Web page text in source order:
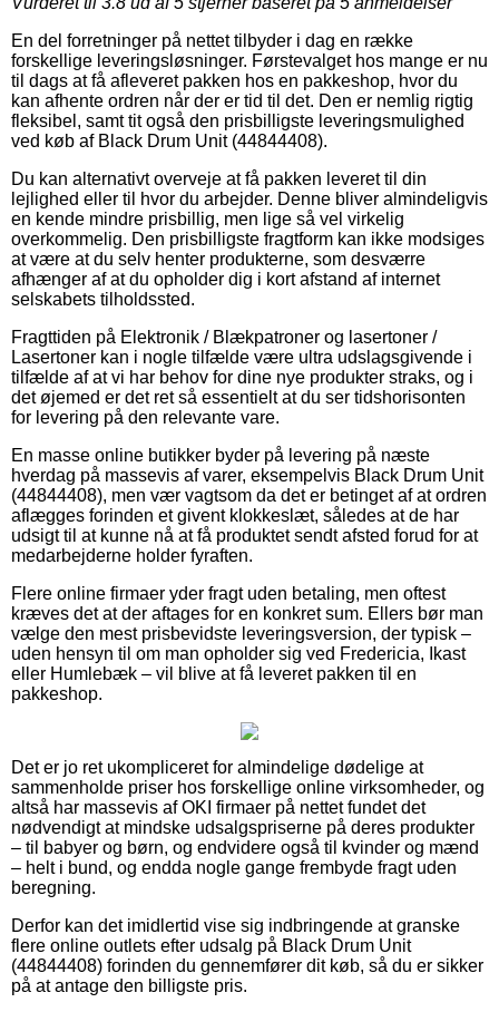
En del forretninger på nettet tilbyder i dag en række
forskellige leveringsløsninger. Førstevalget hos mange er nu
til dags at få afleveret pakken hos en pakkeshop, hvor du
kan afhente ordren når der er tid til det. Den er nemlig rigtig
fleksibel, samt tit også den prisbilligste leveringsmulighed
ved køb af Black Drum Unit (44844408).
Du kan alternativt overveje at få pakken leveret til din
lejlighed eller til hvor du arbejder. Denne bliver almindeligvis
en kende mindre prisbillig, men lige så vel virkelig
overkommelig. Den prisbilligste fragtform kan ikke modsiges
at være at du selv henter produkterne, som desværre
afhænger af at du opholder dig i kort afstand af internet
selskabets tilholdssted.
Fragttiden på Elektronik / Blækpatroner og lasertoner /
Lasertoner kan i nogle tilfælde være ultra udslagsgivende i
tilfælde af at vi har behov for dine nye produkter straks, og i
det øjemed er det ret så essentielt at du ser tidshorisonten
for levering på den relevante vare.
En masse online butikker byder på levering på næste
hverdag på massevis af varer, eksempelvis Black Drum Unit
(44844408), men vær vagtsom da det er betinget af at ordren
aflægges forinden et givent klokkeslæt, således at de har
udsigt til at kunne nå at få produktet sendt afsted forud for at
medarbejderne holder fyraften.
Flere online firmaer yder fragt uden betaling, men oftest
kræves det at der aftages for en konkret sum. Ellers bør man
vælge den mest prisbevidste leveringsversion, der typisk –
uden hensyn til om man opholder sig ved Fredericia, Ikast
eller Humlebæk – vil blive at få leveret pakken til en
pakkeshop.
Det er jo ret ukompliceret for almindelige dødelige at
sammenholde priser hos forskellige online virksomheder, og
altså har massevis af OKI firmaer på nettet fundet det
nødvendigt at mindske udsalgspriserne på deres produkter
– til babyer og børn, og endvidere også til kvinder og mænd
– helt i bund, og endda nogle gange frembyde fragt uden
beregning.
Derfor kan det imidlertid vise sig indbringende at granske
flere online outlets efter udsalg på Black Drum Unit
(44844408) forinden du gennemfører dit køb, så du er sikker
på at antage den billigste pris.